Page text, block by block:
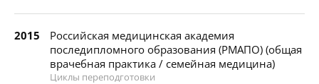
2015
Российская медицинская академия
последипломного образования (РМАПО) (общая
врачебная практика / семейная медицина)
Циклы переподготовки